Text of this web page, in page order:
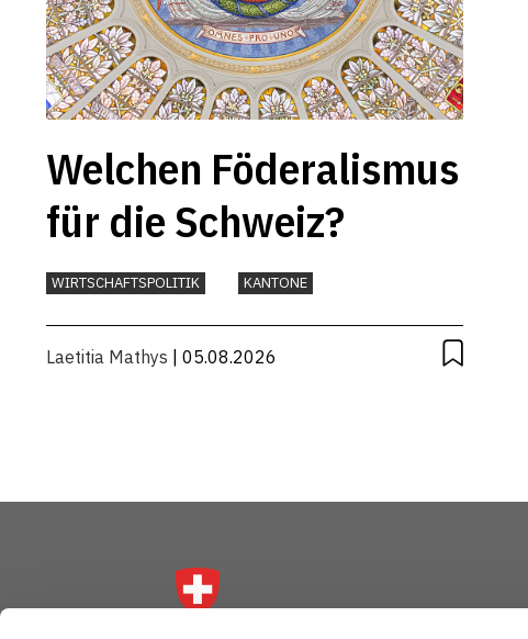
Welchen Föderalismus
für die Schweiz?
WIRTSCHAFTSPOLITIK KANTONE
Laetitia Mathys | 05.08.2026